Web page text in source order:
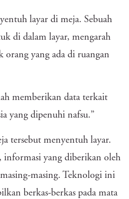
layar di meja. Sebuah
di dalam layar, mengarah
orang yang ada di ruangan
memberikan data terkait
yang dipenuhi nafsu.”
tersebut menyentuh layar.
informasi yang diberikan oleh
masing. Teknologi ini
berkas-berkas pada mata